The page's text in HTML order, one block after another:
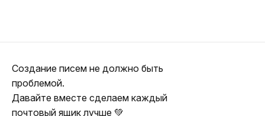
Создание писем не должно быть
проблемой.
Давайте вместе сделаем каждый
почтовый ящик лучше 💚